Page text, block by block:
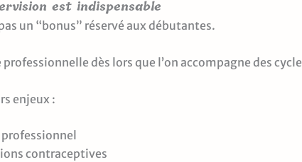
est indispensable
un “bonus” réservé aux débutantes.
professionnelle dès lors que l’on accompagne des
enjeux :
contraceptives